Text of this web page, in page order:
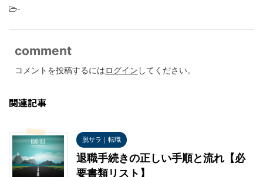
-
comment
コメントを投稿するにはログイン してください。
関連記事
脱サラ｜転職
退職手続きの正しい手順と流れ【必
要書類リスト】